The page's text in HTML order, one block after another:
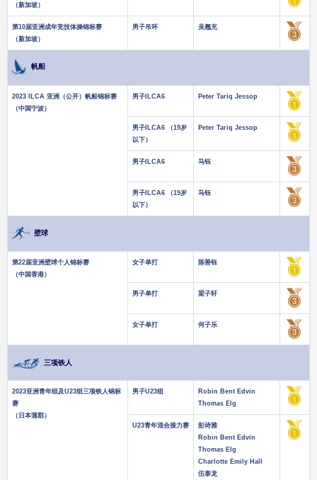
（新加坡）
第10届亚洲成年竞技体操锦标赛
（新加坡）
男子吊环 吴翘充
帆船
2023 ILCA 亚洲（公开）帆船锦标赛
（中国宁波）
男子ILCA6 Peter Tariq Jessop
男子ILCA6 （19岁
以下）
Peter Tariq Jessop
男子ILCA6 马钰
男子ILCA6 （19岁
以下）
马钰
壁球
第22届亚洲壁球个人锦标赛
（中国香港）
女子单打 陈善钰
男子单打 梁子轩
女子单打 何子乐
三项铁人
2023亚洲青年组及U23组三项铁人锦标
赛
（日本蒲郡）
男子U23组
Robin Bent Edvin
Thomas Elg
U23青年混合接力赛
彭诗雅
Robin Bent Edvin
Thomas Elg
Charlotte Emily Hall
伍泰龙